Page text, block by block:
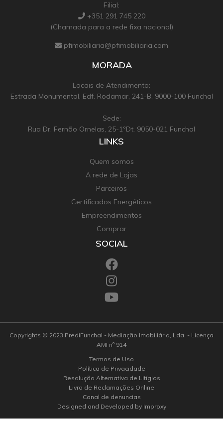
Filial:
+351 291 745 220
(Chamada para a rede fixa nacional)
pfimobiliaria@pfimobiliaria.com
MORADA
Locais de Atendimento:
Estrada Monumental, Edf. Rodamar, 241-B, 9000-100 Funchal
Sede:
Rua Dr. Fernão Ornelas, 25-1ºDt. 9050-021 Funchal
LINKS
Quem somos
A rede de Lojas
Parceiros
Certificados Energéticos
Empreendimentos
Comprar
SOCIAL
Copyrights © 2023 PrediFunchal - Mediação Imobiliária, Lda. - Licença
AMI nº 914
Termos de Uso
Política de Privacidade
Resolução Alternativa de Litígios
Livro de Reclamações Online
Canal de denuncias
Designed and Developed by Improxy